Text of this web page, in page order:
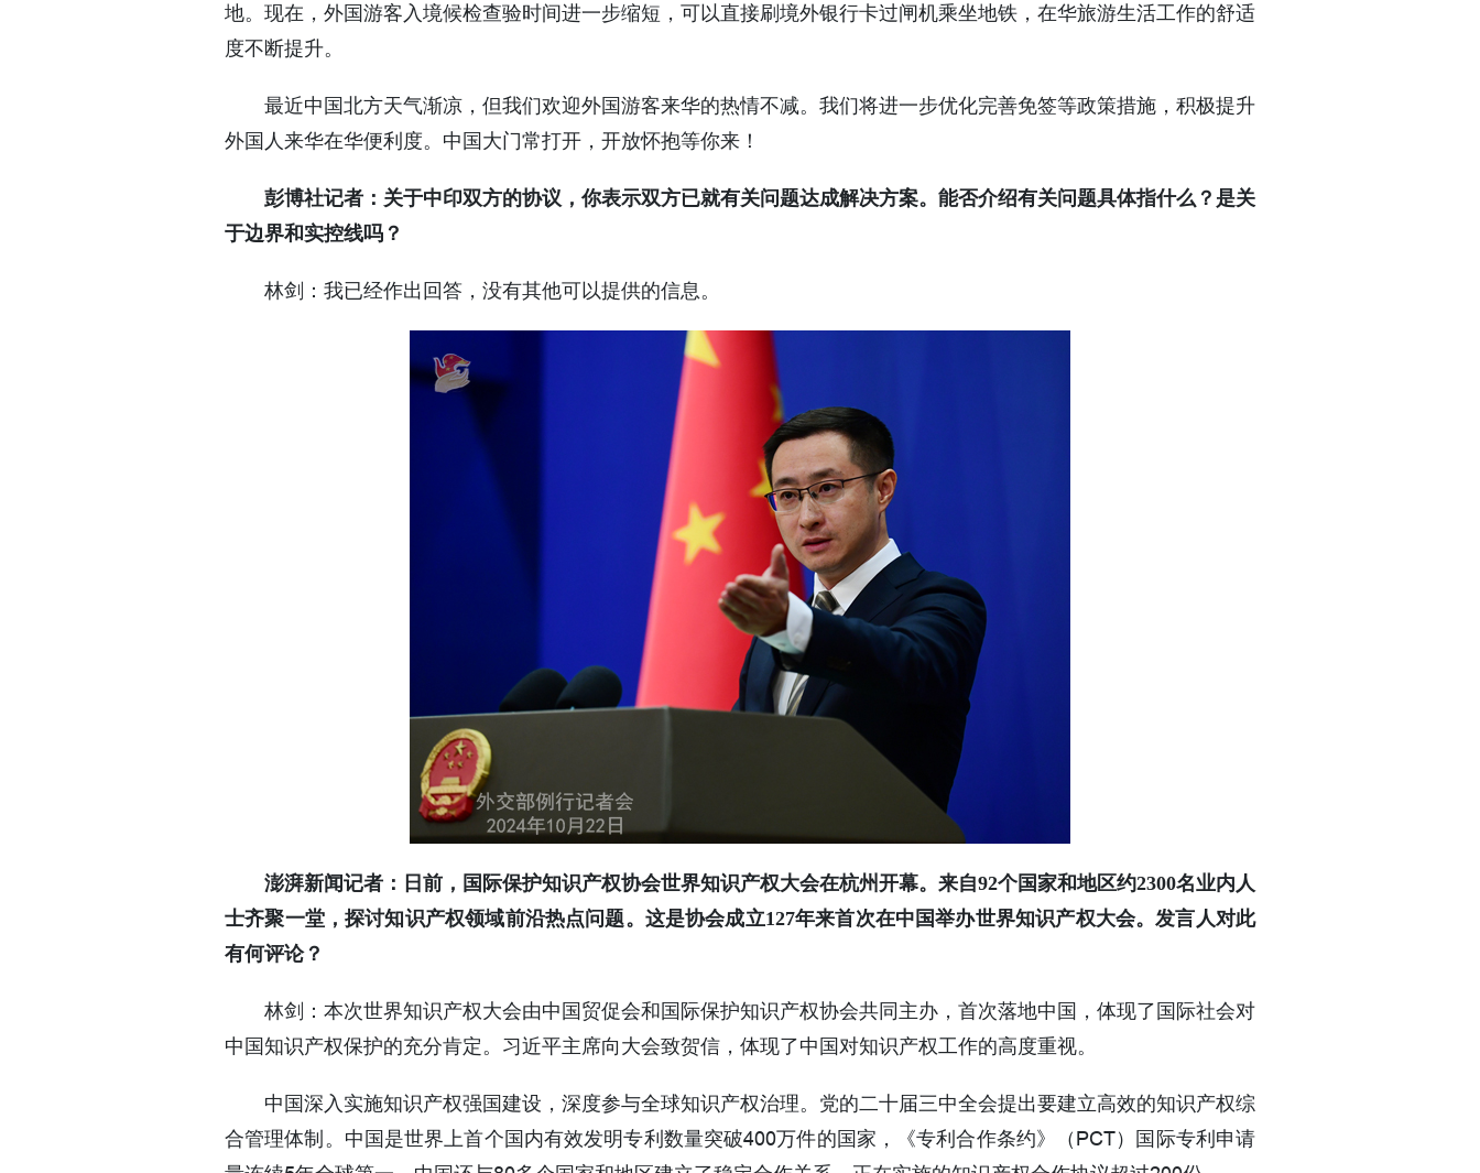
地。现在，外国游客入境候检查验时间进一步缩短，可以直接刷境外银行卡过闸机乘坐地铁，在华旅游生活工作的舒适
度不断提升。
最近中国北方天气渐凉，但我们欢迎外国游客来华的热情不减。我们将进一步优化完善免签等政策措施，积极提升
外国人来华在华便利度。中国大门常打开，开放怀抱等你来！
彭博社记者：关于中印双方的协议，你表示双方已就有关问题达成解决方案。能否介绍有关问题具体指什么？是关
于边界和实控线吗？
林剑：我已经作出回答，没有其他可以提供的信息。
澎湃新闻记者：日前，国际保护知识产权协会世界知识产权大会在杭州开幕。来自92个国家和地区约2300名业内人
士齐聚一堂，探讨知识产权领域前沿热点问题。这是协会成立127年来首次在中国举办世界知识产权大会。发言人对此
有何评论？
林剑：本次世界知识产权大会由中国贸促会和国际保护知识产权协会共同主办，首次落地中国，体现了国际社会对
中国知识产权保护的充分肯定。习近平主席向大会致贺信，体现了中国对知识产权工作的高度重视。
中国深入实施知识产权强国建设，深度参与全球知识产权治理。党的二十届三中全会提出要建立高效的知识产权综
合管理体制。中国是世界上首个国内有效发明专利数量突破400万件的国家，《专利合作条约》（PCT）国际专利申请